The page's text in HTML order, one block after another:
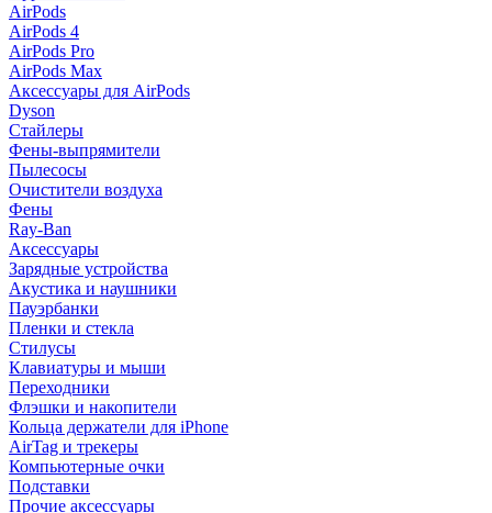
AirPods
AirPods 4
AirPods Pro
AirPods Max
Аксессуары для AirPods
Dyson
Стайлеры
Фены-выпрямители
Пылесосы
Очистители воздуха
Фены
Ray-Ban
Аксессуары
Зарядные устройства
Акустика и наушники
Пауэрбанки
Пленки и стекла
Стилусы
Клавиатуры и мыши
Переходники
Флэшки и накопители
Кольца держатели для iPhone
AirTag и трекеры
Компьютерные очки
Подставки
Прочие аксессуары